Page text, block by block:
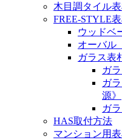
木目調タイル
FREE-STYLE
ウッドベ
オーバ
ガラス表
ガ
ガ
源》
ガ
HAS取付方法
マンション用